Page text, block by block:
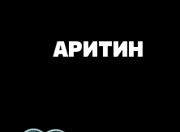
АРИТИН